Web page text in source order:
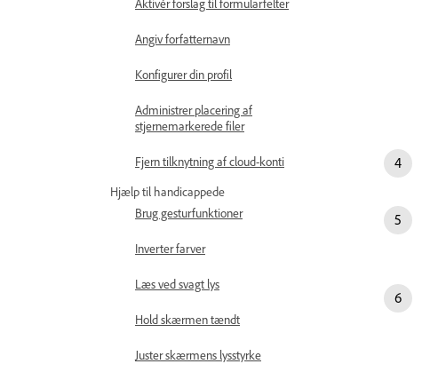
Aktivér forslag til formularfelter
Angiv forfatternavn
Konfigurer din profil
Administrer placering af
stjernemarkerede filer
Fjern tilknytning af cloud-konti
Hjælp til handicappede
Brug gesturfunktioner
Inverter farver
Læs ved svagt lys
Hold skærmen tændt
Juster skærmens lysstyrke